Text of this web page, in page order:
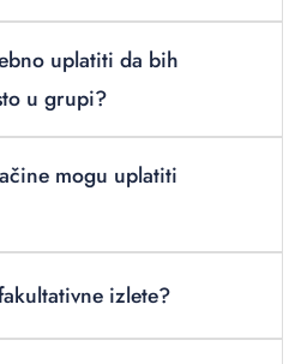
uplatiti da bih
u grupi?
mogu uplatiti
izlete?